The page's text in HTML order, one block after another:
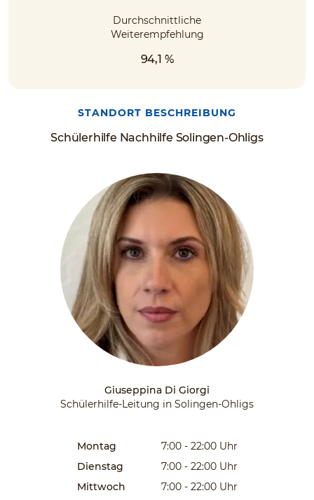
Durchschnittliche
Weiterempfehlung
94,1 %
Schülerhilfe Nachhilfe Solingen-Ohligs
STANDORT BESCHREIBUNG
Giuseppina Di Giorgi
Schülerhilfe-Leitung in Solingen-Ohligs
Montag 7:00 - 22:00Uhr
Dienstag
7:00 - 22:00Uhr
Mittwoch
7:00 - 22:00Uhr